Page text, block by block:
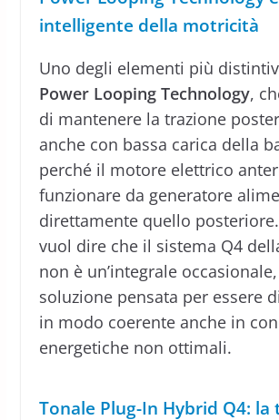
intelligente della motricità
Uno degli elementi più
Power Looping Technology,
di mantenere la trazione
anche con bassa carica della
perché il motore elettrico
funzionare da generatore
direttamente quello
vuol dire che il sistema Q4
non è un’integrale
soluzione pensata per essere
in modo coerente anche in
energetiche non ottimali.
Tonale Plug-In Hybrid Q4: la